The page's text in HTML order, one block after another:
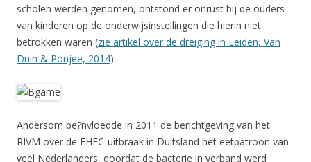
scholen werden genomen, ontstond er onrust bij de ouders
van kinderen op de onderwijsinstellingen die hierin niet
betrokken waren (zie artikel over de dreiging in Leiden, Van
Duin & Ponjee, 2014).
Andersom be?nvloedde in 2011 de berichtgeving van het
RIVM over de EHEC-uitbraak in Duitsland het eetpatroon van
veel Nederlanders, doordat de bacterie in verband werd